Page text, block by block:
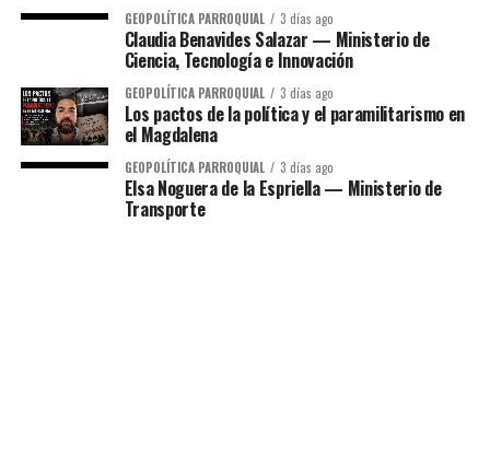
GEOPOLÍTICA PARROQUIAL 3 días ago
Claudia Benavides Salazar — Ministerio de
Ciencia, Tecnología e Innovación
GEOPOLÍTICA PARROQUIAL 3 días ago
Los pactos de la política y el paramilitarismo en
el Magdalena
GEOPOLÍTICA PARROQUIAL 3 días ago
Elsa Noguera de la Espriella — Ministerio de
Transporte